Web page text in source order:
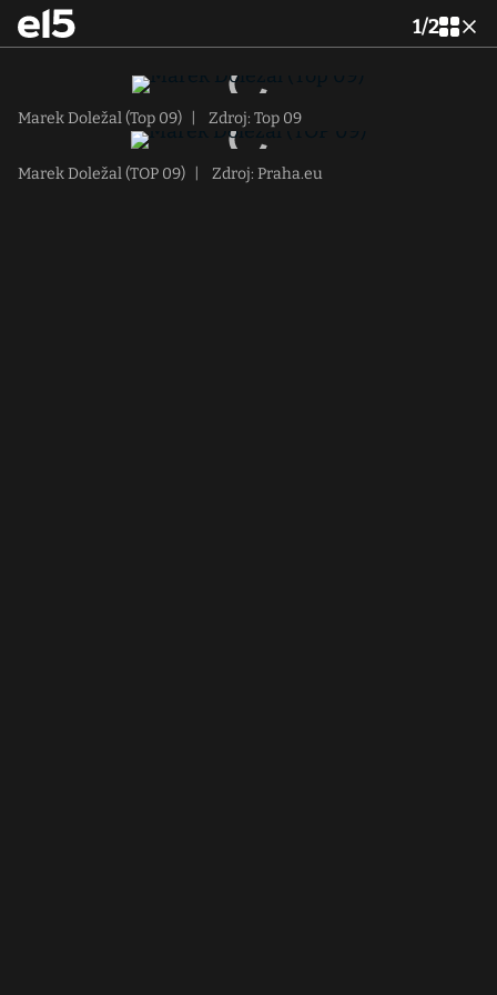
1/2
Marek Doležal (Top 09) Zdroj: Top 09
Marek Doležal (TOP 09) Zdroj: Praha.eu